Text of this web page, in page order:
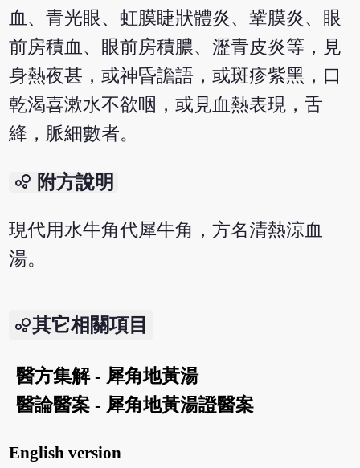
血、青光眼、虹膜睫狀體炎、鞏膜炎、眼
前房積血、眼前房積膿、瀝青皮炎等，見
身熱夜甚，或神昏譫語，或斑疹紫黑，口
乾渴喜漱水不欲咽，或見血熱表現，舌
絳，脈細數者。
bubble_chart 附方說明
現代用水牛角代犀牛角，方名清熱涼血
湯。
其它相關項目
醫方集解 - 犀角地黃湯
醫論醫案 - 犀角地黃湯證醫案
English version